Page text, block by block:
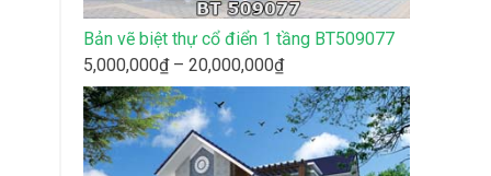
Bản vẽ biệt thự cổ điển 1 tầng BT509077
5,000,000₫ – 20,000,000₫Khoảng
giá:
từ
5,000,000₫
đến